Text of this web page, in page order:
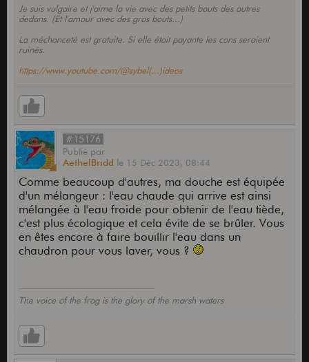
Je suis vulgaire et j'aime la vie avec des petits bouts des autres
dedans. (Et l'amour avec des gros bouts...)
La méchanceté est gratuite. Si elle était payante les cons seraient
ruinés.
https://www.youtube.com/@sybel(...)ideos
#15176
Publié par
AethelBridd le 15 Déc 2023, 08:44
Comme beaucoup d'autres, ma douche est équipée
d'un mélangeur : l'eau chaude qui arrive est ainsi
mélangée à l'eau froide pour obtenir de l'eau tiède,
c'est plus écologique et cela évite de se brûler. Vous
en êtes encore à faire bouillir l'eau dans un
chaudron pour vous laver, vous ?
The voice of the frog is the glory of the marsh waters